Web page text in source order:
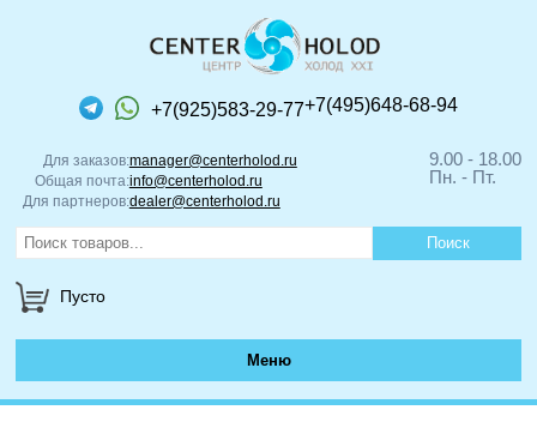
+7(925)583-29-77+7(495)648-68-94
Для заказов:manager@centerholod.ru
Общая почта:info@centerholod.ru
Для партнеров:dealer@centerholod.ru
9.00 - 18.00
Пн. - Пт.
Пусто
Меню